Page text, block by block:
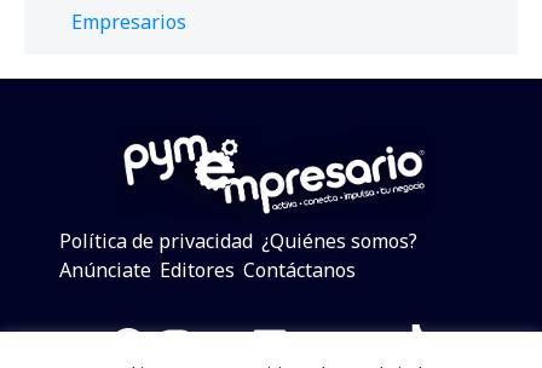
Empresarios
Política de privacidad ¿Quiénes somos?
Anúnciate Editores Contáctanos
Facebook
Instagram
Twitter
LinkedIn
Telegram
YouTube
TikTok